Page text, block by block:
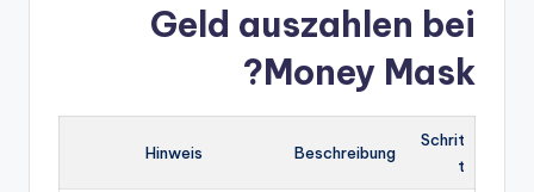
Geld auszahlen bei
Money Mask?
Schrit
t
Beschreibung
Hinweis